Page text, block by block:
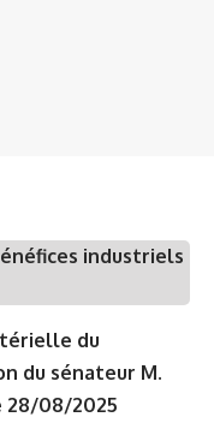
industriels
du
du sénateur M.
28/08/2025